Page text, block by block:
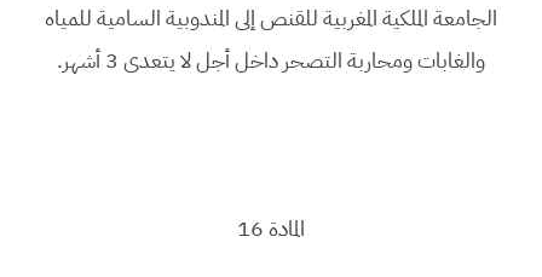
الجامعة الملكية المغربية للقنص إلى المندوبية السامية للمياه
والغابات ومحاربة التصحر داخل أجل لا يتعدى 3 أشهر.
المادة 16